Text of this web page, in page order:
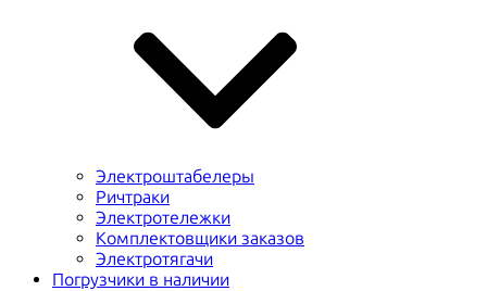
Электроштабелеры
Ричтраки
Электротележки
Комплектовщики заказов
Электротягачи
Погрузчики в наличии